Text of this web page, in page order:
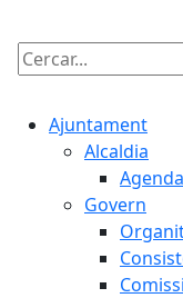
Cercar:
Ajuntament
Alcaldia
Govern